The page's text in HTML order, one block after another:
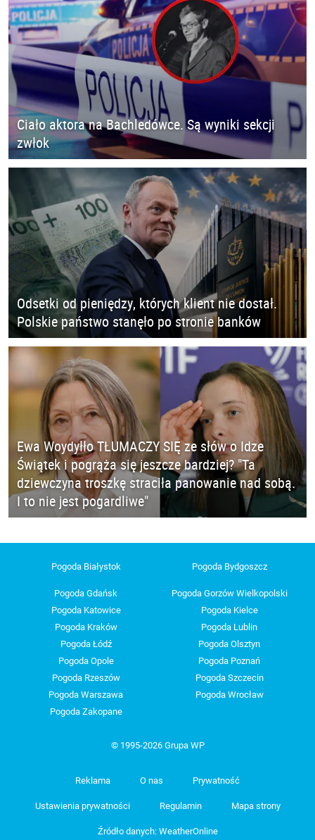
Ciało aktora na Bachledówce. Są wyniki sekcji
zwłok
Odsetki od pieniędzy, których klient nie dostał.
Polskie państwo stanęło po stronie banków
Ewa Woydyłło TŁUMACZY SIĘ ze słów o Idze
Świątek i pogrąża się jeszcze bardziej? "Ta
dziewczyna troszkę straciła panowanie nad sobą.
I to nie jest pogardliwe"
Pogoda Białystok Pogoda Bydgoszcz
Pogoda Gdańsk
Pogoda Gorzów Wielkopolski
Pogoda Katowice
Pogoda Kielce
Pogoda Kraków
Pogoda Lublin
Pogoda Łódź
Pogoda Olsztyn
Pogoda Opole
Pogoda Poznań
Pogoda Rzeszów
Pogoda Szczecin
Pogoda Warszawa
Pogoda Wrocław
Pogoda Zakopane
© 1995-2026 Grupa WP
Reklama O nas Prywatność
Ustawienia prywatności Regulamin Mapa strony
Źródło danych: WeatherOnline